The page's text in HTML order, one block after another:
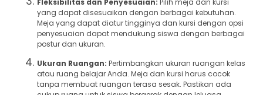
yang dapat disesuaikan dengan berbagai kebutuhan.
Meja yang dapat diatur tingginya dan kursi dengan opsi
penyesuaian dapat mendukung siswa dengan berbagai
postur dan ukuran.
Ukuran Ruangan: Pertimbangkan ukuran ruangan kelas
atau ruang belajar Anda. Meja dan kursi harus cocok
tanpa membuat ruangan terasa sesak. Pastikan ada